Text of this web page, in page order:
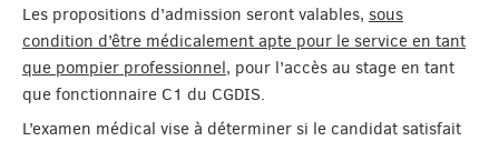
Les propositions d’admission seront valables, sous
condition d’être médicalement apte pour le service en tant
que pompier professionnel, pour l’accès au stage en tant
que fonctionnaire C1 du CGDIS.
L’examen médical vise à déterminer si le candidat satisfait